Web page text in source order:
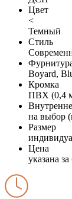
Цвет
<
Темный
Стиль
Boyard,
Кромка
ПВХ (0,4
на выбор
Размер
Цена
указана